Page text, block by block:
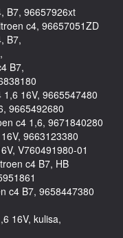
B7, 96657926xt
c4, 96657051ZD
B7,
B7,
16V, 9665547480
9665492680
c4 1,6, 9671840280
9663123380
V760491980-01
c4 B7, HB
c4 B7, 9658447380
16V, kulisa,